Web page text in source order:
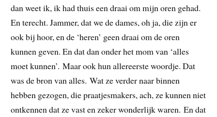
dan weet ik, ik had thuis een draai om mijn oren gehad.
En terecht. Jammer, dat we de dames, oh ja, die zijn er
ook bij hoor, en de ‘heren’ geen draai om de oren
kunnen geven. En dat dan onder het mom van ‘alles
moet kunnen’. Maar ook hun allereerste woordje. Dat
was de bron van alles. Wat ze verder naar binnen
hebben gezogen, die praatjesmakers, ach, ze kunnen niet
ontkennen dat ze vast en zeker wonderlijk waren. En dat